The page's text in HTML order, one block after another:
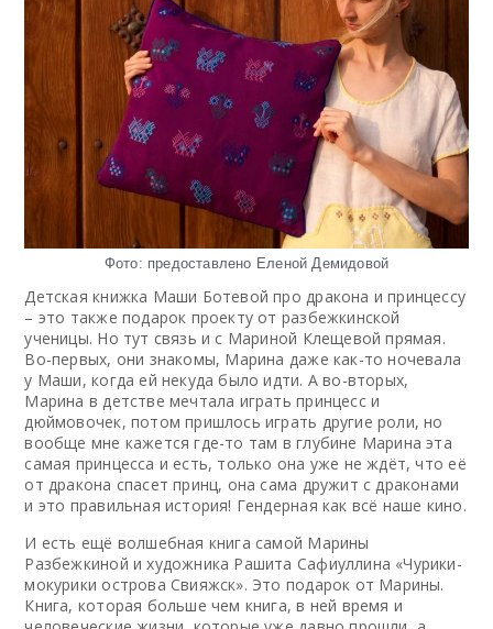
Фото: предоставлено Еленой Демидовой
Детская книжка Маши Ботевой про дракона и принцессу
– это также подарок проекту от разбежкинской
ученицы. Но тут связь и с Мариной Клещевой прямая.
Во-первых, они знакомы, Марина даже как-то ночевала
у Маши, когда ей некуда было идти. А во-вторых,
Марина в детстве мечтала играть принцесс и
дюймовочек, потом пришлось играть другие роли, но
вообще мне кажется где-то там в глубине Марина эта
самая принцесса и есть, только она уже не ждёт, что её
от дракона спасет принц, она сама дружит с драконами
и это правильная история! Гендерная как всё наше кино.
И есть ещё волшебная книга самой Марины
Разбежкиной и художника Рашита Сафиуллина «Чурики-
мокурики острова Свияжск». Это подарок от Марины.
Книга, которая больше чем книга, в ней время и